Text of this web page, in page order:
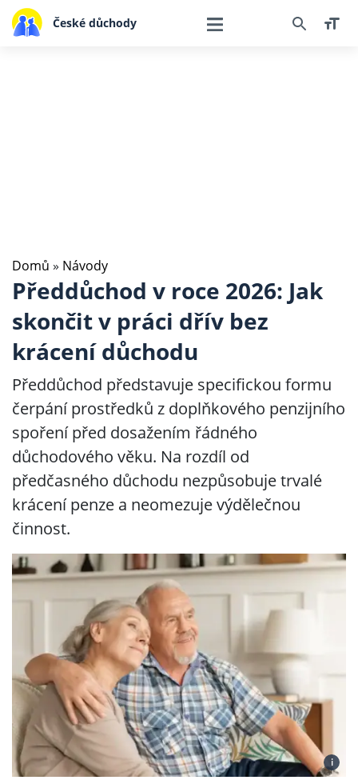
České důchody
Domů » Návody
Předdůchod v roce 2026: Jak
skončit v práci dřív bez
krácení důchodu
Předdůchod představuje specifickou formu
čerpání prostředků z doplňkového penzijního
spoření před dosažením řádného
důchodového věku. Na rozdíl od
předčasného důchodu nezpůsobuje trvalé
krácení penze a neomezuje výdělečnou
činnost.
i